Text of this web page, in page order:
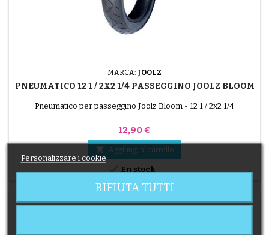
MARCA: JOOLZ
PNEUMATICO 12 1 / 2X2 1/4 PASSEGGINO JOOLZ BLOOM
Pneumatico per passeggino Joolz Bloom - 12 1 / 2x2 1/4
Prezzo
12,90 €
 Aggiungi al carrello
 En stock
Personalizzare i cookie
RIFIUTA TUTTI